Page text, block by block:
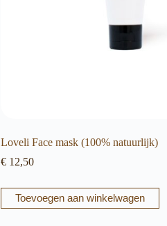
Loveli Face mask (100% natuurlijk)
€12,50
Toevoegen aan winkelwagen